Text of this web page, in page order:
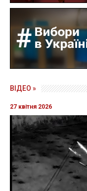
ВІДЕО »
27 квітня 2026